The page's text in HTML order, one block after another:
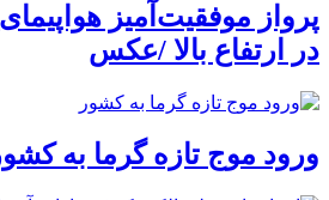
پرواز موفقیت‌آمیز
در ارتفاع بالا /عکس
ورود موج تازه گرما به